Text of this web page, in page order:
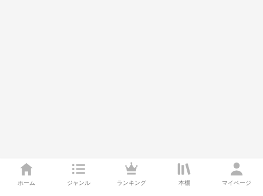
ホーム ジャンル ランキング 本棚 マイページ